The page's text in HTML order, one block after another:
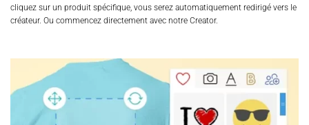
cliquez sur un produit spécifique, vous serez automatiquement redirigé vers le
créateur. Ou commencez directement avec notre Creator.